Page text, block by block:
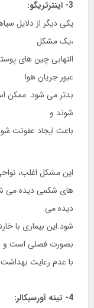
3- اینترتریگو:
یکی دیگر از دلایل
،یک مشکل
التهابی چین های
عبور جریان هوا
بدتر می شود. ممکن
شوند و
باعث ایجاد عفونت
این مشکل اغلب،
های شکمی دیده می
دیده می
شود.این بیماری با
بصورت فصلی است و
با عدم رعایت
4- تینه آورسیکالر: